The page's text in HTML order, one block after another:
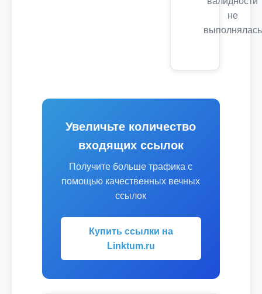
не
выполнялась
Увеличьте количество
входящих ссылок
Получите больше трафика с
помощью качественных вечных
ссылок
Купить ссылки на
Linktum.ru